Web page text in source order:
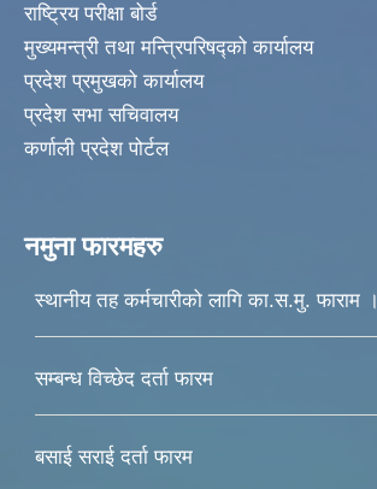
राष्ट्रिय परीक्षा बोर्ड
मुख्यमन्त्री तथा मन्त्रिपरिषद्को कार्यालय
प्रदेश प्रमुखको कार्यालय
प्रदेश सभा सचिवालय
कर्णाली प्रदेश पोर्टल
नमुना फारमहरु
स्थानीय तह कर्मचारीको लागि का.स.मु. फाराम ।
सम्बन्ध विच्छेद दर्ता फारम
बसाई सराई दर्ता फारम